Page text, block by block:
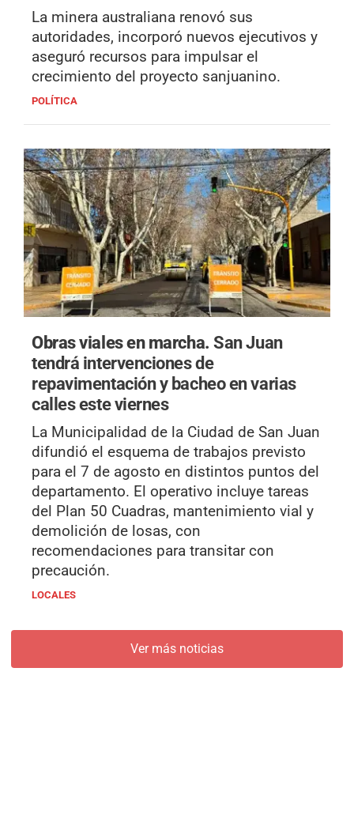
La minera australiana renovó sus
autoridades, incorporó nuevos ejecutivos y
aseguró recursos para impulsar el
crecimiento del proyecto sanjuanino.
POLÍTICA
Obras viales en marcha.San Juan
tendrá intervenciones de
repavimentación y bacheo en varias
calles este viernes
La Municipalidad de la Ciudad de San Juan
difundió el esquema de trabajos previsto
para el 7 de agosto en distintos puntos del
departamento. El operativo incluye tareas
del Plan 50 Cuadras, mantenimiento vial y
demolición de losas, con
recomendaciones para transitar con
precaución.
LOCALES
Ver más noticias